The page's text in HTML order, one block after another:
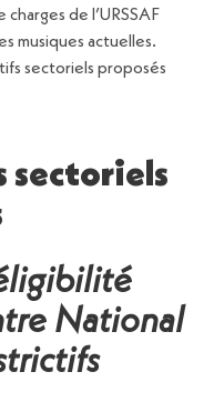
de l’URSSAF
musiques actuelles.
sectoriels proposés
sectoriels
National